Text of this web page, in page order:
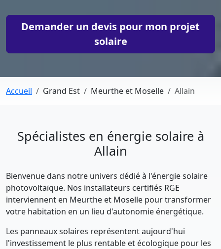
Demander un devis pour mon projet
solaire
Accueil Grand Est Meurthe et Moselle Allain
Spécialistes en énergie solaire à
Allain
Bienvenue dans notre univers dédié à l'énergie solaire
photovoltaïque. Nos installateurs certifiés RGE
interviennent en Meurthe et Moselle pour transformer
votre habitation en un lieu d'autonomie énergétique.
Les panneaux solaires représentent aujourd'hui
l'investissement le plus rentable et écologique pour les